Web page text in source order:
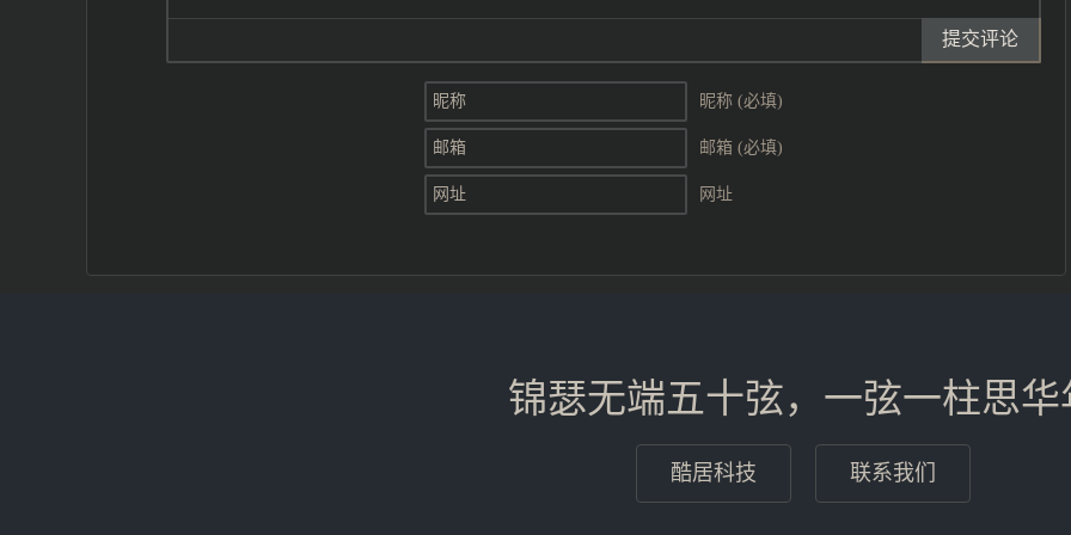
提交评论
昵称 (必填)
邮箱 (必填)
网址
锦瑟无端五十弦，一弦一柱思华
酷居科技 联系我们